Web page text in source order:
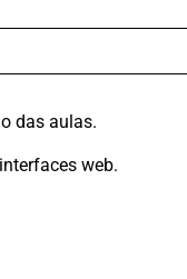
das aulas.
web.